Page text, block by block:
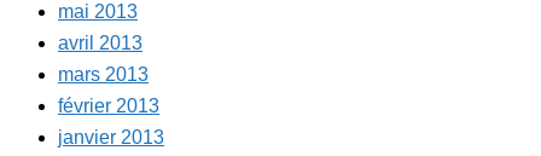
mai 2013
avril 2013
mars 2013
février 2013
janvier 2013